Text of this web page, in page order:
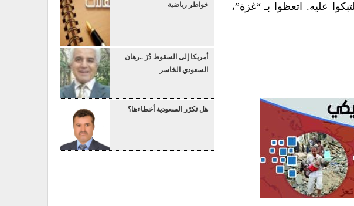
عليه. اتعظوا بـ “غزة”،
خواطر رياضية
أمريكا إلى السقوط دُرْ ..رهان
السعودي الخاسر
هل تكرّر السعودية أخطاءها؟